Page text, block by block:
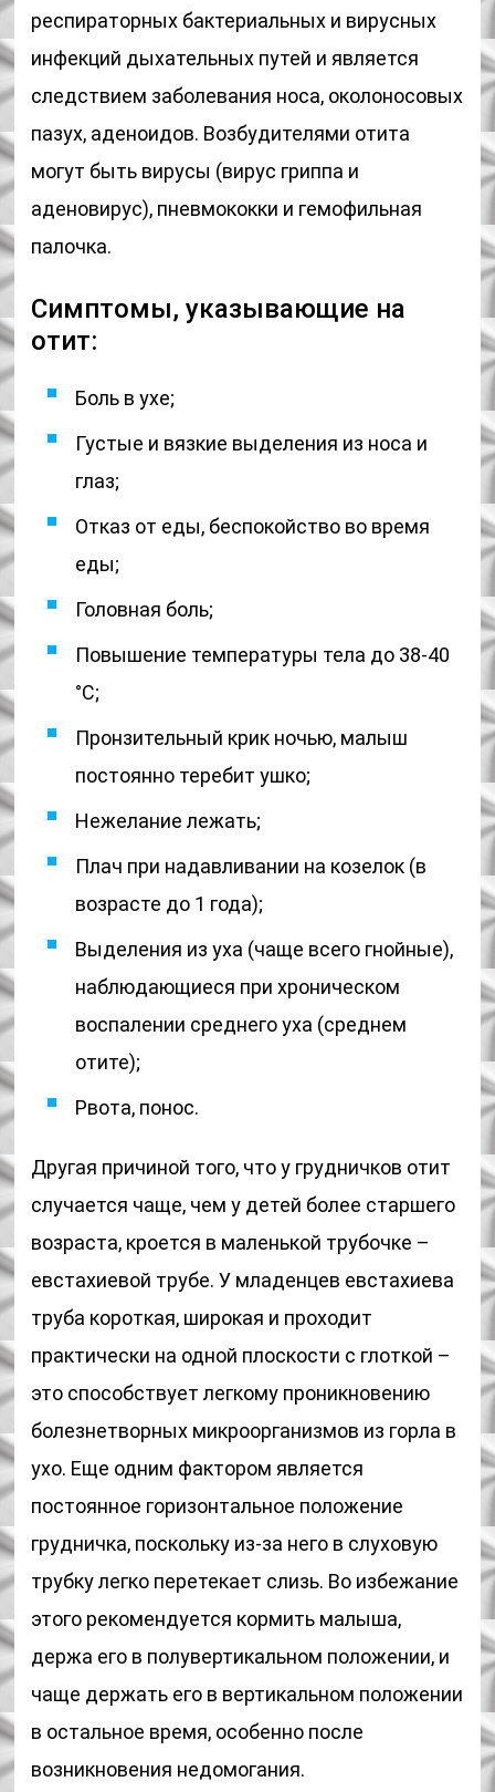
респираторных бактериальных и вирусных
инфекций дыхательных путей и является
следствием заболевания носа, околоносовых
пазух, аденоидов. Возбудителями отита
могут быть вирусы (вирус гриппа и
аденовирус), пневмококки и гемофильная
палочка.
Симптомы, указывающие на
отит:
Боль в ухе;
Густые и вязкие выделения из носа и
глаз;
Отказ от еды, беспокойство во время
еды;
Головная боль;
Повышение температуры тела до 38-40
°С;
Пронзительный крик ночью, малыш
постоянно теребит ушко;
Нежелание лежать;
Плач при надавливании на козелок (в
возрасте до 1 года);
Выделения из уха (чаще всего гнойные),
наблюдающиеся при хроническом
воспалении среднего уха (среднем
отите);
Рвота, понос.
Другая причиной того, что у грудничков отит
случается чаще, чем у детей более старшего
возраста, кроется в маленькой трубочке –
евстахиевой трубе. У младенцев евстахиева
труба короткая, широкая и проходит
практически на одной плоскости с глоткой –
это способствует легкому проникновению
болезнетворных микроорганизмов из горла в
ухо. Еще одним фактором является
постоянное горизонтальное положение
грудничка, поскольку из-за него в слуховую
трубку легко перетекает слизь. Во избежание
этого рекомендуется кормить малыша,
держа его в полувертикальном положении, и
чаще держать его в вертикальном положении
в остальное время, особенно после
возникновения недомогания.